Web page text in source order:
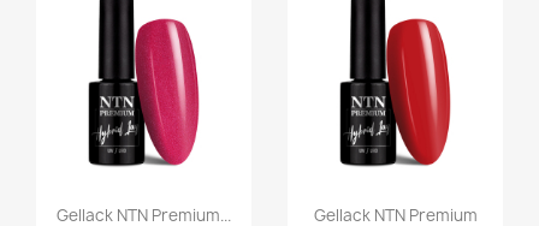
Gellack NTN Premium...
Gellack NTN Premium